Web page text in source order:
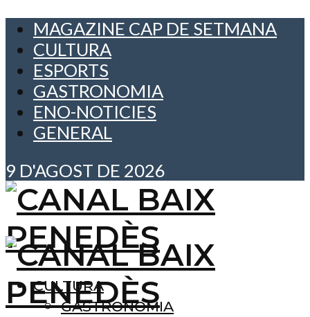
MAGAZINE CAP DE SETMANA
CULTURA
ESPORTS
GASTRONOMIA
ENO-NOTICIES
GENERAL
9 D'AGOST DE 2026
CULTURA
GASTRONOMIA